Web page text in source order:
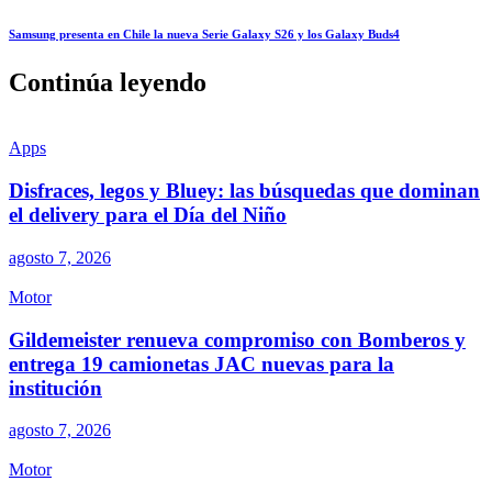
Samsung presenta en Chile la nueva Serie Galaxy S26 y los Galaxy Buds4
Continúa leyendo
Apps
Disfraces, legos y Bluey: las búsquedas que dominan
el delivery para el Día del Niño
agosto 7, 2026
Motor
Gildemeister renueva compromiso con Bomberos y
entrega 19 camionetas JAC nuevas para la
institución
agosto 7, 2026
Motor